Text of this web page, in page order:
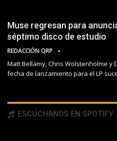
Muse regresan para
séptimo disco de estudio
REDACCIÓN QRP
Matt Bellamy, Chris Wolstenholme y
fecha de lanzamiento para el LP
ESCÚCHANOS EN SPOTIFY